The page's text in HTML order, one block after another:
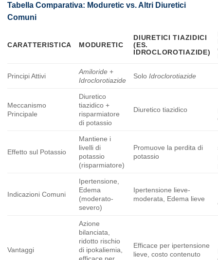
Tabella Comparativa: Moduretic vs. Altri Diuretici
Comuni
CARATTERISTICA MODURETIC
DIURETICI TIAZIDICI
(ES.
IDROCLOROTIAZIDE)
Principi Attivi
Amiloride +
Idroclorotiazide
SoloIdroclorotiazide
Meccanismo
Principale
Diuretico
tiazidico +
risparmiatore
di potassio
Diuretico tiazidico
Effetto sul Potassio
Mantiene i
livelli di
potassio
(risparmiatore)
Promuove la perdita di
potassio
Indicazioni Comuni
Ipertensione,
Edema
(moderato-
severo)
Ipertensione lieve-
moderata, Edema lieve
Vantaggi
Azione
bilanciata,
ridotto rischio
di ipokaliemia,
efficace per
Efficace per ipertensione
lieve, costo contenuto